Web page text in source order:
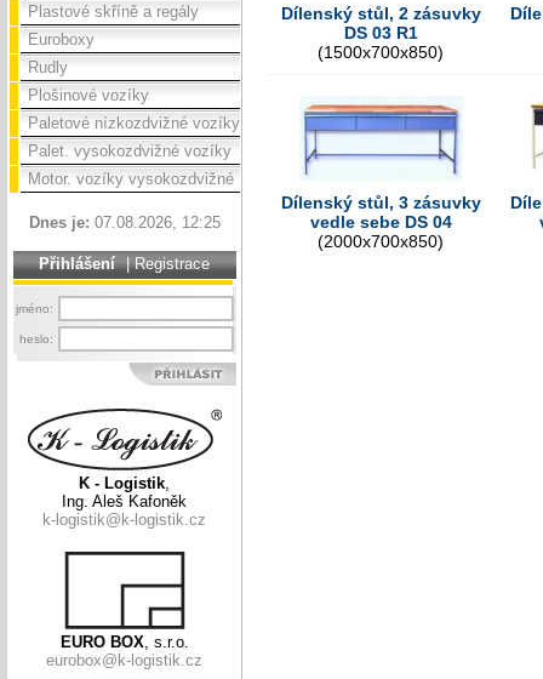
Plastové skříně a regály
Euroboxy
Rudly
Plošinové vozíky
Paletové nízkozdvižné vozíky
Palet. vysokozdvižné vozíky
Motor. vozíky vysokozdvižné
Dnes je: 07.08.2026, 12:25
Přihlášení |Registrace
jméno:
heslo:
K - Logistik,
Ing. Aleš Kafoněk
k-logistik@k-logistik.cz
EURO BOX, s.r.o.
eurobox@k-logistik.cz
Dílenský stůl, 2 zásuvky
DS 03 R1
(1500x700x850)
Dílenský stůl, 3 zásuvky
vedle sebe DS 04
(2000x700x850)